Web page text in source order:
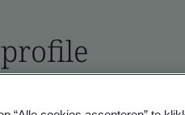
certificates -